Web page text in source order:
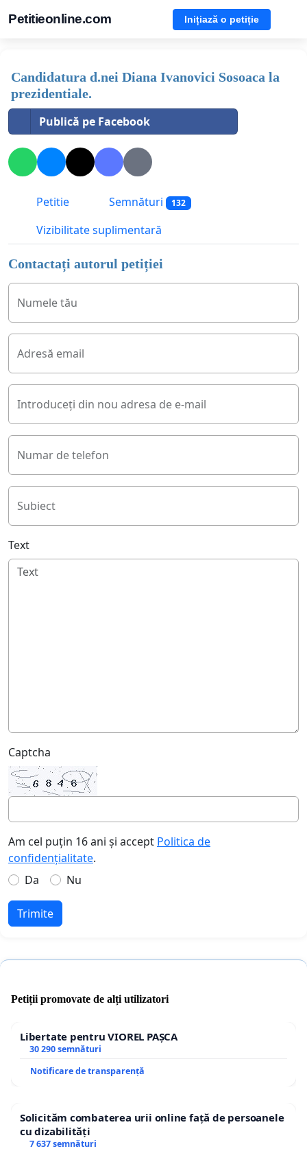
Petitieonline.com Inițiază o petiție
Candidatura d.nei Diana Ivanovici Sosoaca la
prezidentiale.
Publică pe Facebook
Petitie Semnături 132
Vizibilitate suplimentară
Contactați autorul petiției
Numele tău
Adresă email
Introduceți din nou adresa de e-mail
Numar de telefon
Subiect
Text
Captcha
Am cel puțin 16 ani și accept Politica de
confidențialitate.
Da
Nu
Trimite
Petiții promovate de alți utilizatori
Libertate pentru VIOREL PAȘCA
30 290 semnături
Notificare de transparență
Solicităm combaterea urii online față de persoanele
cu dizabilități
7 637 semnături